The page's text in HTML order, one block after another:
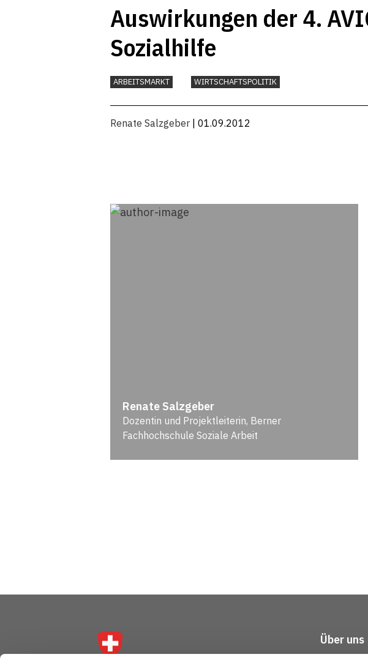
Auswirkungen der 4.
Sozialhilfe
ARBEITSMARKT WIRTSCHAFTSPOLITIK
Renate Salzgeber | 01.09.2012
Renate Salzgeber
Dozentin und Projektleiterin, Berner
Fachhochschule Soziale Arbeit
Über uns